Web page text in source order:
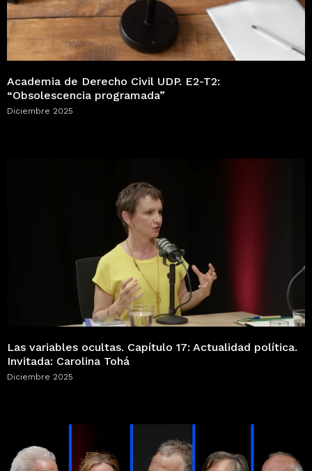
Academia de Derecho Civil UDP. E2-T2:
“Obsolescencia programada”
Diciembre 2025
Las variables ocultas. Capítulo 17: Actualidad política.
Invitada: Carolina Tohá
Diciembre 2025